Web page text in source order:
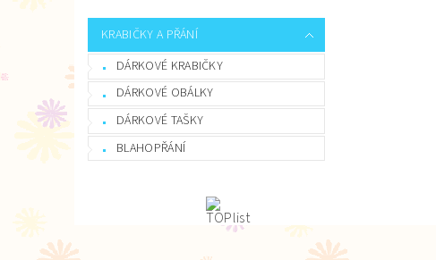
KRABIČKY A PŘÁNÍ
DÁRKOVÉ KRABIČKY
DÁRKOVÉ OBÁLKY
DÁRKOVÉ TAŠKY
BLAHOPŘÁNÍ